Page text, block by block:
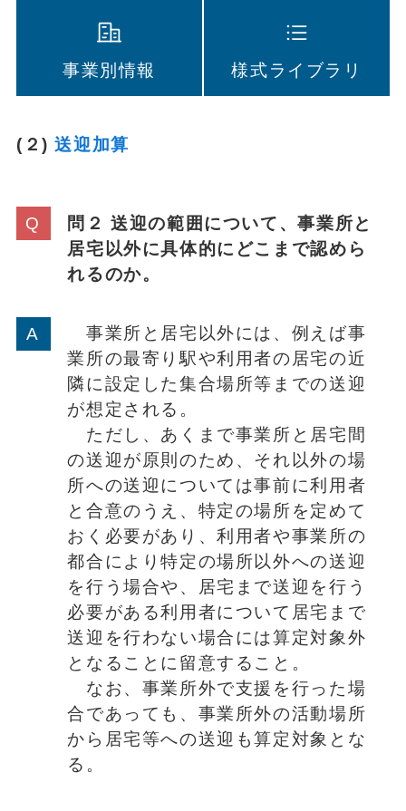
事業別情報 様式ライブラリ
(２)送迎加算
問２ 送迎の範囲について、事業所と
居宅以外に具体的にどこまで認めら
れるのか。
事業所と居宅以外には、例えば事
業所の最寄り駅や利用者の居宅の近
隣に設定した集合場所等までの送迎
が想定される。
ただし、あくまで事業所と居宅間
の送迎が原則のため、それ以外の場
所への送迎については事前に利用者
と合意のうえ、特定の場所を定めて
おく必要があり、利用者や事業所の
都合により特定の場所以外への送迎
を行う場合や、居宅まで送迎を行う
必要がある利用者について居宅まで
送迎を行わない場合には算定対象外
となることに留意すること。
なお、事業所外で支援を行った場
合であっても、事業所外の活動場所
から居宅等への送迎も算定対象とな
る。